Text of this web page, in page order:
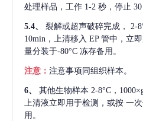
处理样品，工作 1-2 秒，停止
5.4、 裂解或超声破碎完成，
2-
10min，上清移入 EP 管中，立
量分装于-80°C 冻存备用。
注意： 注意事项同组织样本。
6、 其他生物样本 2-8°C，
上清液立即用于检测，或按 一
用。